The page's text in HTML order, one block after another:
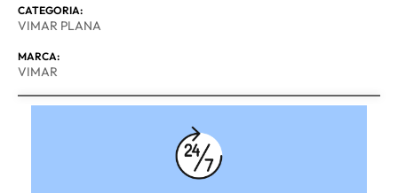
CATEGORIA:
VIMAR PLANA
MARCA:
VIMAR